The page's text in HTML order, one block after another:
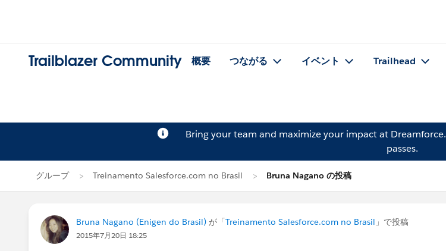
Trailblazer Community 概要 つながる イベント Trailhead
Bring your team and maximize your impact at Dreamforce.
passes.
グループ Treinamento Salesforce.com no Brasil Bruna Nagano の投稿
Bruna Nagano (Enigen do Brasil) が「Treinamento Salesforce.com no Brasil 」で投稿
2015年7月20日 18:25